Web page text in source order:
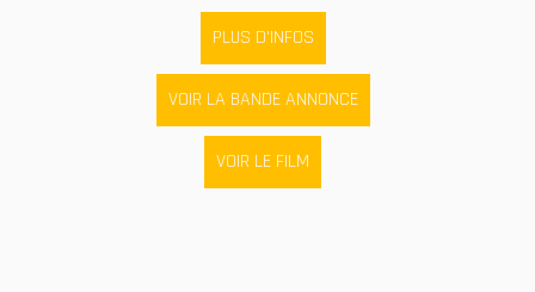
PLUS D'INFOS
VOIR LA BANDE ANNONCE
VOIR LE FILM